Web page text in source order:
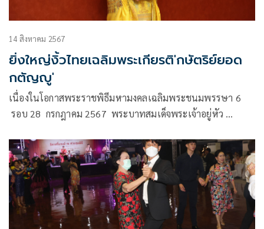
14 สิงหาคม 2567
ยิ่งใหญ่งิ้วไทยเฉลิมพระเกียรติ'กษัตริย์ยอด
กตัญญู'
เนื่องในโอกาสพระราชพิธีมหามงคลเฉลิมพระชนมพรรษา 6
รอบ 28 กรกฎาคม 2567 พระบาทสมเด็จพระเจ้าอยู่หัว
พระบรมราชินูปถัมภ์ (สสธวท) โดยคุณหญิงณัฐิกา วัธนเวคิน อัง
อุบลกุล ประธานสหพันธ์ฯ